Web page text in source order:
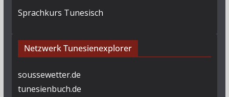
Sprachkurs Tunesisch
Netzwerk Tunesienexplorer
soussewetter.de
tunesienbuch.de